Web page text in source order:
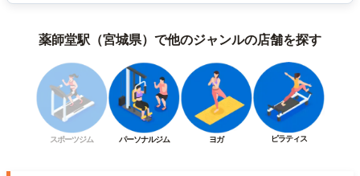
薬師堂駅（宮城県）で他のジャンルの店舗を探す
スポーツジム パーソナルジム ヨガ ピラティス